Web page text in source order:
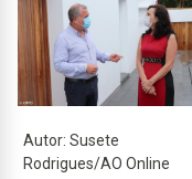
Autor: Susete
Rodrigues/AO Online